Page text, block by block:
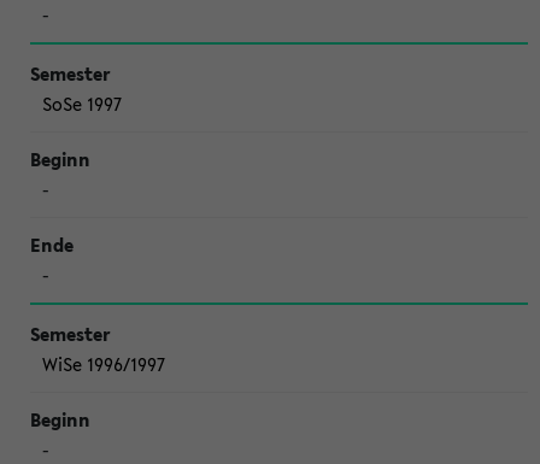
-
SoSe 1997
-
-
WiSe 1996/1997
-